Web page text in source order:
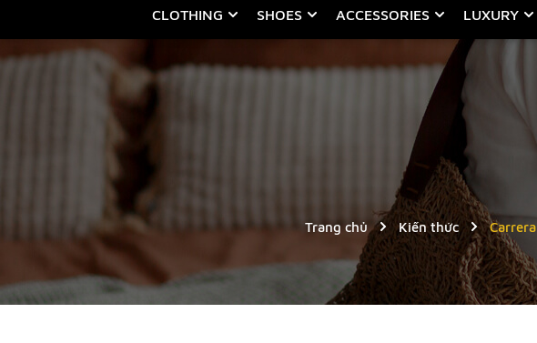
CLOTHING SHOES ACCESSORIES LUXURY
Trang chủ Kiến thức